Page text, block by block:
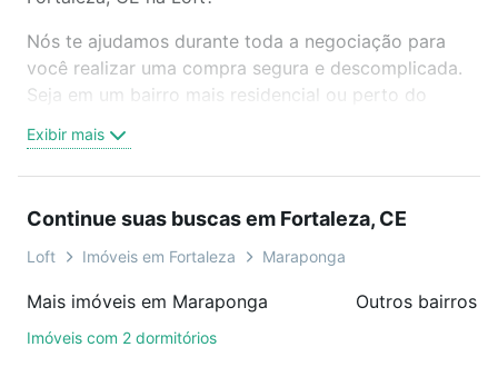
Nós te ajudamos durante toda a negociação para
você realizar uma compra segura e descomplicada.
Seja em um bairro mais residencial ou perto do
oferta ideal de Imóveis à venda em Maraponga,
Fortaleza, CE para conquistar seu sonho. Agende
sem compromisso e você ainda conta com mais de
46 mil corretores e imobiliárias te ajudando na
Como escolher um imóvel?
Exibir mais
Continue suas buscas em Fortaleza, CE
Loft Imóveis em Fortaleza Maraponga
Mais imóveis em Maraponga
Imóveis com 2 dormitórios
Outros bairros